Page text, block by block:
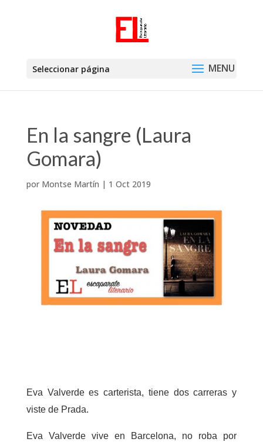
Seleccionar página
En la sangre (Laura
Gomara)
por Montse Martín | 1 Oct 2019
Eva Valverde es carterista, tiene dos carreras y
viste de Prada.
Eva Valverde vive en Barcelona, no roba por